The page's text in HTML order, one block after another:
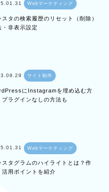
Webマーケティング
スタの検索履歴のリセット（削除）
・非表示設定
サイト制作
にInstagramを埋め込む方
プラグインなしの方法も
Webマーケティング
スタグラムのハイライトとは？作
活用ポイントを紹介